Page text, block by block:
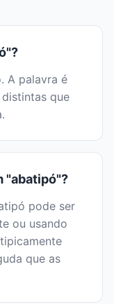
A palavra é
que
"abatipó"?
pode ser
ou usando
que as